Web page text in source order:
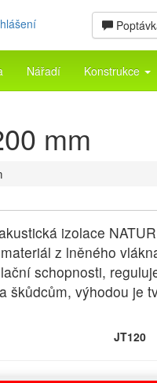
Nářadí Konstrukce
mm
izolace
z lněného
schopnosti,
škůdcům, výhodou je
JT120